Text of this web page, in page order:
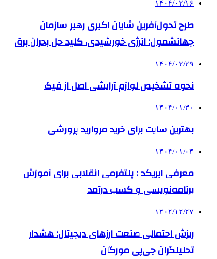
۱۴۰۴/۰۲/۱۶
طرح تحول‌آفرین شایان اکبری رهبر سازمان
جهانشمول: انرژی خورشیدی، کلید حل بحران برق
۱۴۰۴/۰۲/۲۹
نحوه تشخیص لوازم آرایشی اصل از فیک
۱۴۰۴/۰۱/۳۰
بهترین سایت برای خرید مروارید پرورشی
۱۴۰۴/۰۱/۰۴
معرفی ابریکد : پلتفرمی انقلابی برای آموزش
برنامه‌نویسی و کسب درآمد
۱۴۰۲/۱۲/۲۷
ریزش احتمالی صنعت ارزهای دیجیتال: هشدار
تحلیلگران جی‌پی مورگان